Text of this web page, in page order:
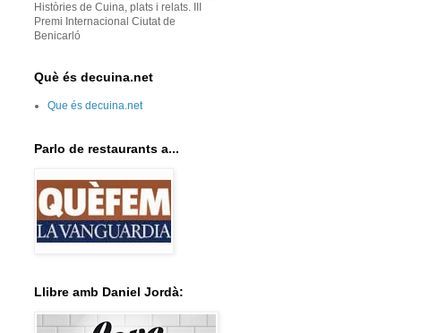
Històries de Cuina, plats i relats. III
Premi Internacional Ciutat de
Benicarló
Què és decuina.net
Que és decuina.net
Parlo de restaurants a...
Llibre amb Daniel Jordà: